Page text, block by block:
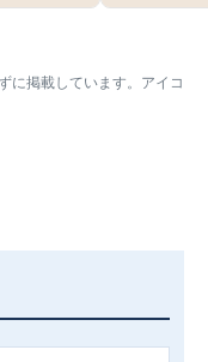
に掲載しています。アイコ